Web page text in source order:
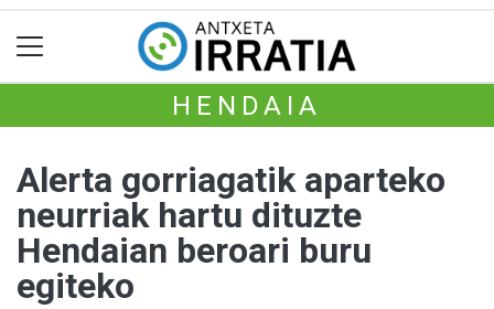
HENDAIA
Alerta gorriagatik aparteko
neurriak hartu dituzte
Hendaian beroari buru
egiteko